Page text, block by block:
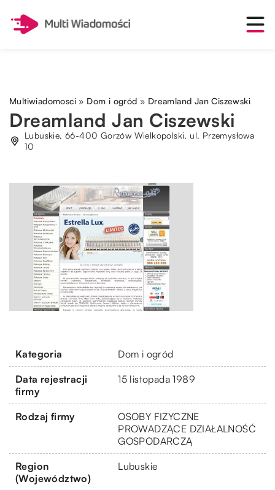
Multiwiadomosci » Dom i ogród » Dreamland Jan Ciszewski
Dreamland Jan Ciszewski
Lubuskie, 66-400 Gorzów Wielkopolski, ul. Przemysłowa
10
Kategoria Dom i ogród
Data rejestracji
firmy
15 listopada 1989
Rodzaj firmy
OSOBY FIZYCZNE
PROWADZĄCE DZIAŁALNOŚĆ
GOSPODARCZĄ
Region
(Województwo)
Lubuskie